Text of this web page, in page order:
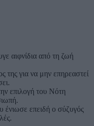
αιφνίδια από τη ζωή
της για να μην επηρεαστεί
επιλογή του Νότη
ένιωσε επειδή ο σύζυγός